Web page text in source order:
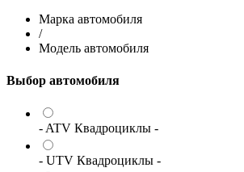
Марка автомобиля
/
Модель автомобиля
Выбор автомобиля
- ATV Квадроциклы -
- UTV Квадроциклы -